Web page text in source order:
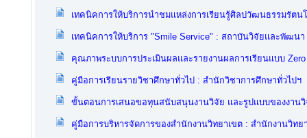
เทคนิคการให้บริการนำชมแหล่งการเรียนรู้ศิลปวัฒนธรรมรัต
เทคนิคการให้บริการ "Smile Service" : สถาบันวิจัยและพัฒนา
คุณภาพระบบการประเมินผลและรายงานผลการเรียนแบบ
คู่มือการเรียนรายวิชาศึกษาทั่วไป : สำนักวิชาการศึกษาทั่วไปฯ
ขั้นตอนการเสนอขอทุนสนับสนุนงานวิจัย และรูปแบบของงาน
คู่มือการบริหารจัดการของสำนักงานวิทยาเขต : สำนักงานวิทย